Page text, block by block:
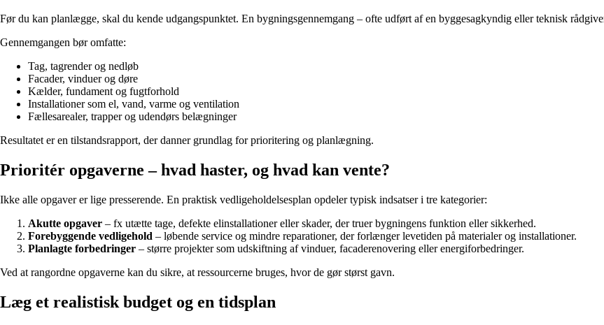
Før du kan planlægge, skal du kende udgangspunktet. En bygningsgennemgang – ofte udført af en byggesagkyndig eller teknisk
Gennemgangen bør omfatte:
Tag, tagrender og nedløb
Facader, vinduer og døre
Kælder, fundament og fugtforhold
Installationer som el, vand, varme og ventilation
Fællesarealer, trapper og udendørs belægninger
Resultatet er en tilstandsrapport, der danner grundlag for prioritering og planlægning.
Prioritér opgaverne – hvad haster, og hvad kan vente?
Ikke alle opgaver er lige presserende. En praktisk vedligeholdelsesplan opdeler typisk indsatser i tre kategorier:
Akutte opgaver – fx utætte tage, defekte elinstallationer eller skader, der truer bygningens funktion eller sikkerhed.
Forebyggende vedligehold – løbende service og mindre reparationer, der forlænger levetiden på materialer og installationer.
Planlagte forbedringer – større projekter som udskiftning af vinduer, facaderenovering eller energiforbedringer.
Ved at rangordne opgaverne kan du sikre, at ressourcerne bruges, hvor de gør størst gavn.
Læg et realistisk budget og en tidsplan